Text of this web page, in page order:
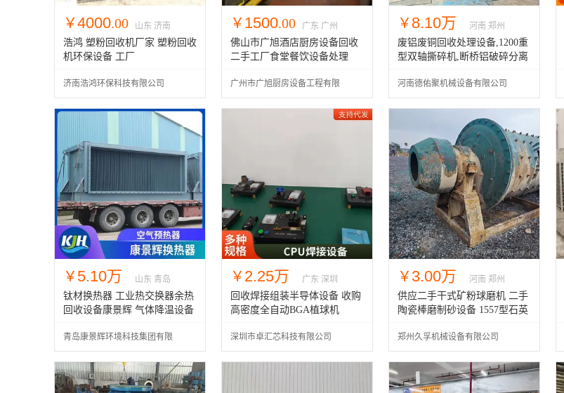
￥4000.00 山东 济南
浩鸿 塑粉回收机厂家 塑粉回收
机环保设备 工厂
济南浩鸿环保科技有限公司
￥ 1500.00 广东 广州
佛山市广旭酒店厨房设备回收
二手工厂食堂餐饮设备处理
广州市广旭厨房设备工程有限
公司
￥ 8.10万 河南 郑州
废铝废铜回收处理设备,1200重
型双轴撕碎机,断桥铝破碎分离
河南德佑聚机械设备有限公司
￥ 5.10万 山东 青岛
钛材换热器 工业热交换器余热
回收设备康景辉 气体降温设备
青岛康景辉环境科技集团有限
公司
￥ 2.25万 广东 深圳
回收焊接组装半导体设备 收购
高密度全自动BGA植球机
深圳市卓汇芯科技有限公司
￥ 3.00万 河南 郑州
供应二手干式矿粉球磨机 二手
陶瓷棒磨制砂设备 1557型石英
郑州久孚机械设备有限公司